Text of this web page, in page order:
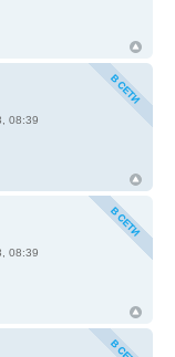
08:39
08:39